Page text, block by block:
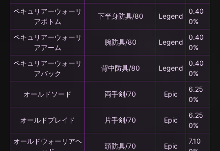
ペキュリアーウォーリ
アボトム
下半身防具/80 Legend
0.40
0%
ペキュリアーウォーリ
アアーム
腕防具/80 Legend
0.40
0%
ペキュリアーウォーリ
アバック
背中防具/80 Legend
0.40
0%
オールドソード 両手剣/70 Epic
6.25
0%
オールドブレイド 片手剣/70 Epic
6.25
0%
オールドウォーリアヘ
頭防具/70 Epic
7.10